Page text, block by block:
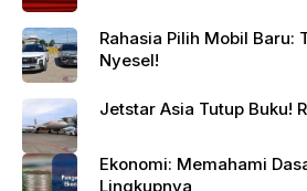
Rahasia Pilih Mobil Baru:
Nyesel!
Jetstar Asia Tutup Buku!
Ekonomi: Memahami
Lingkupnya